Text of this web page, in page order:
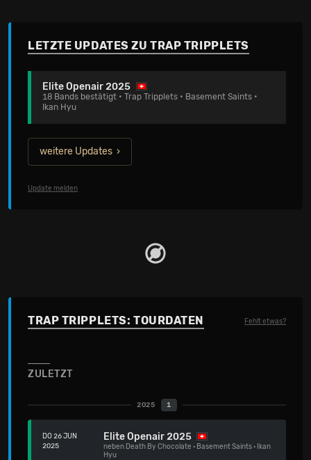
LETZTE UPDATES ZU TRAP TRIPPLETS
Elite Openair 2025
18 Bands bestätigt • Trap Tripplets • Basement Saints •
Ikan Hyu
weitere Updates
Update melden
TRAP TRIPPLETS: TOURDATEN Fehlt etwas?
ZULETZT
2025 1
DO 26 JUN
2025
Elite Openair 2025
neben Death By Chocolate · Basement Saints· Ikan
Hyu